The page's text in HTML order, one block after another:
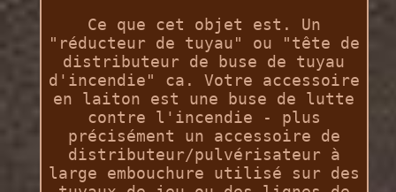
Ce que cet objet est. Un
"réducteur de tuyau" ou "tête de
distributeur de buse de tuyau
d'incendie" ca. Votre accessoire
en laiton est une buse de lutte
contre l'incendie - plus
précisément un accessoire de
distributeur/pulvérisateur à
large embouchure utilisé sur des